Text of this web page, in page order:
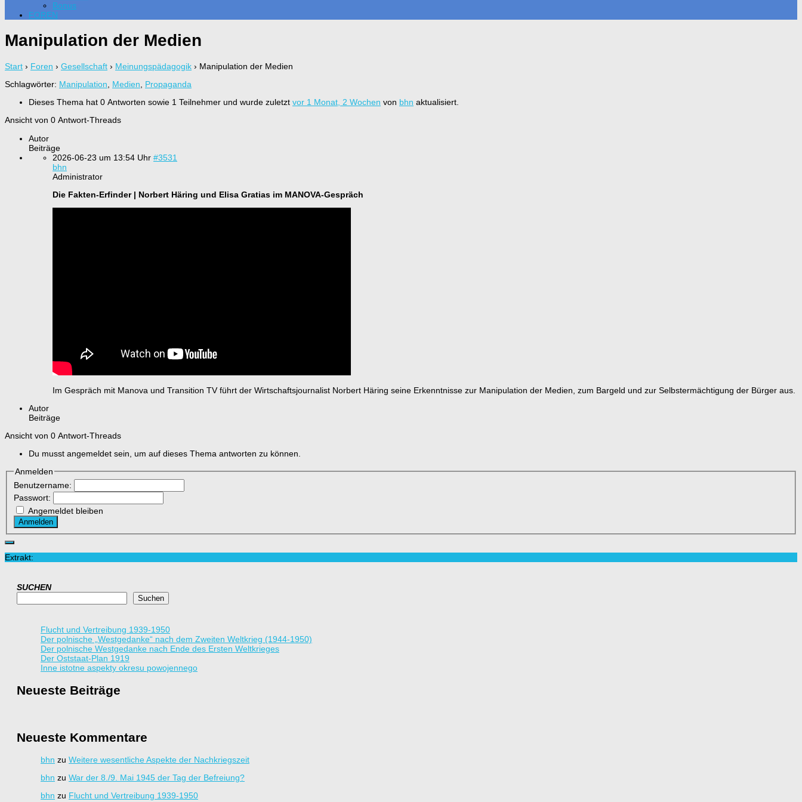
Bonus
FOREN
Manipulation der Medien
Start › Foren › Gesellschaft › Meinungspädagogik › Manipulation der Medien
Schlagwörter: Manipulation, Medien, Propaganda
Dieses Thema hat 0 Antworten sowie 1 Teilnehmer und wurde zuletzt vor 1 Monat, 2 Wochen von bhn aktualisiert.
Ansicht von 0 Antwort-Threads
Autor
Beiträge
2026-06-23 um 13:54 Uhr #3531
bhn
Administrator
Die Fakten-Erfinder | Norbert Häring und Elisa Gratias im MANOVA-Gespräch
Im Gespräch mit Manova und Transition TV führt der Wirtschaftsjournalist Norbert Häring seine Erkenntnisse zur Manipulation der Medien, zum Bargeld und zur Selbstermächtigung der Bürger aus.
Autor
Beiträge
Ansicht von 0 Antwort-Threads
Du musst angemeldet sein, um auf dieses Thema antworten zu können.
Anmelden
Benutzername:
Passwort:
Angemeldet bleiben
Anmelden
Extrakt:
SUCHEN
Suchen
Flucht und Vertreibung 1939-1950
Der polnische „Westgedanke“ nach dem Zweiten Weltkrieg (1944-1950)
Der polnische Westgedanke nach Ende des Ersten Weltkrieges
Der Oststaat-Plan 1919
Inne istotne aspekty okresu powojennego
Neueste Beiträge
Neueste Kommentare
bhn zu Weitere wesentliche Aspekte der Nachkriegszeit
bhn zu War der 8./9. Mai 1945 der Tag der Befreiung?
bhn zu Flucht und Vertreibung 1939-1950